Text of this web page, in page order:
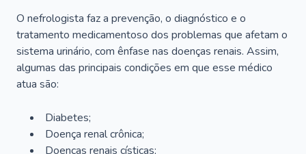
O nefrologista faz a prevenção, o diagnóstico e o
tratamento medicamentoso dos problemas que afetam o
sistema urinário, com ênfase nas doenças renais. Assim,
algumas das principais condições em que esse médico
atua são:
Diabetes;
Doença renal crônica;
Doenças renais císticas;